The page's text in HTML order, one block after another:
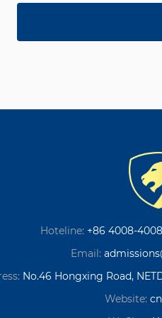
Hoteline: +86 4008-
Email:
No.46 Hongxing Road,
Website: